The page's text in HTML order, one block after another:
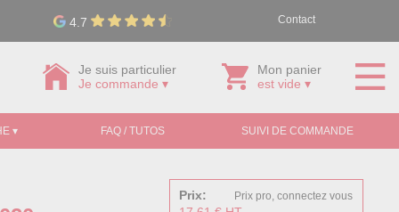
4.7 Contact
Je suis particulier
Je commande ▾
Mon panier
est vide ▾
▾ FAQ / TUTOS SUIVI DE COMMANDE
Prix: Prix pro, connectez vous